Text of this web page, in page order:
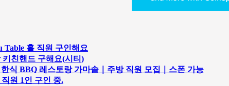
Table 홀 직원 구인해요
친핸드 구해요(시티)
식 BBQ 레스토랑 가마솥｜주방 직원 모집｜스폰 가능
원 1인 구인 중.